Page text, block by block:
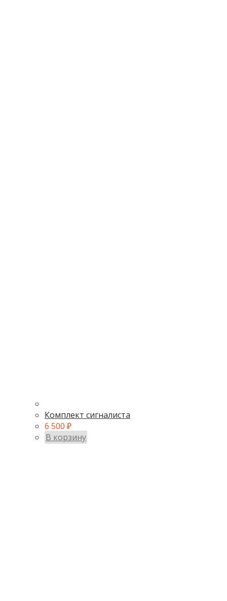
Комплект сигналиста
6 500 ₽
В корзину